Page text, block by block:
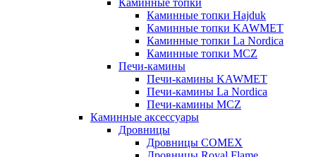
Каминные топки
Каминные топки Hajduk
Каминные топки KAWMET
Каминные топки La Nordica
Каминные топки MCZ
Печи-камины
Печи-камины KAWMET
Печи-камины La Nordica
Печи-камины MCZ
Каминные аксессуары
Дровницы
Дровницы COMEX